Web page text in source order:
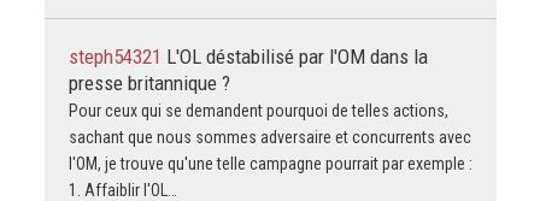
steph54321 L'OL déstabilisé par l'OM dans la
presse britannique ?
Pour ceux qui se demandent pourquoi de telles actions,
sachant que nous sommes adversaire et concurrents avec
l'OM, je trouve qu'une telle campagne pourrait par exemple :
1. Affaiblir l'OL…